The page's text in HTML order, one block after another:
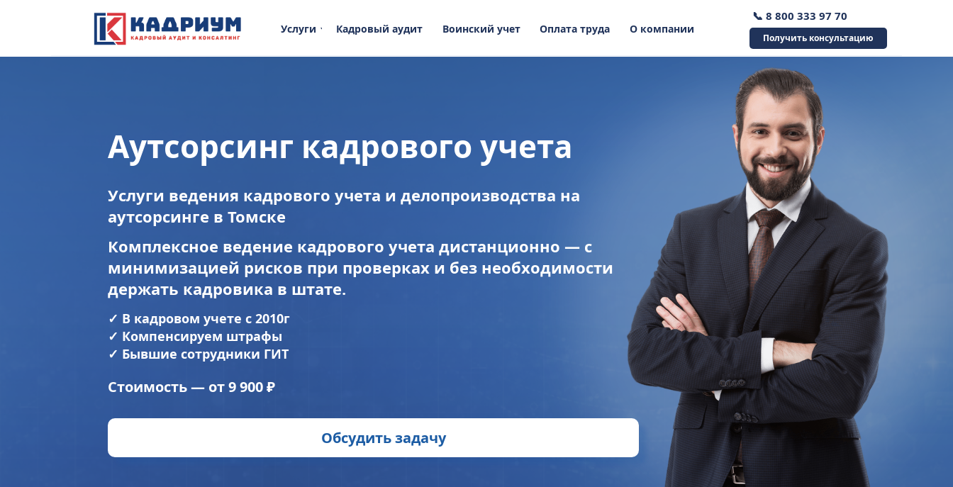
Кадровый аудит Воинский учет О компании
Оплата труда
Услуги
📞 8 800 333 97 70
Получить консультацию
Услуги ведения кадрового учета и делопроизводства на
аутсорсинге в Томске
Аутсорсинг кадрового учета
Комплексное ведение кадрового учета дистанционно — с
минимизацией рисков при проверках и без необходимости
держать кадровика в штате.
✓ В кадровом учете с 2010г
✓ Компенсируем штрафы
✓ Бывшие сотрудники ГИТ
Обсудить задачу
Стоимость — от 9 900 ₽